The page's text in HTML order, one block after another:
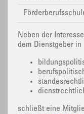
Neben der
dem Dienstgeber in
schließt eine